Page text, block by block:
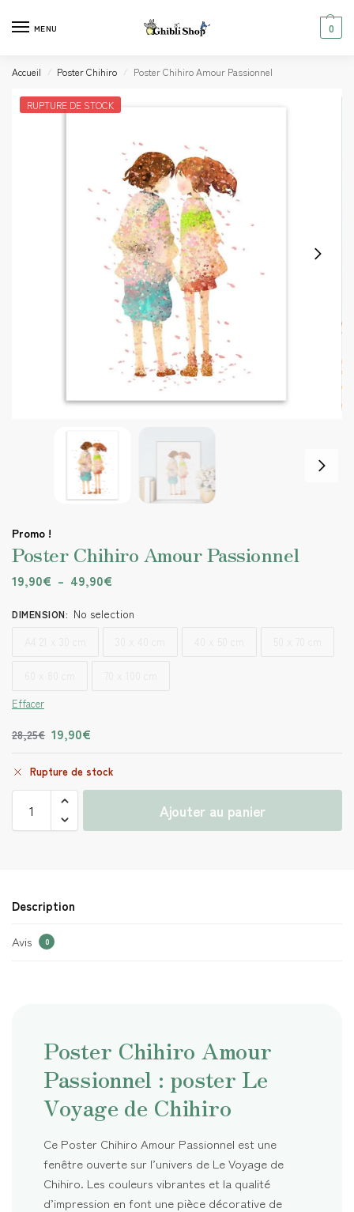
MENU 0
Accueil / Poster Chihiro / Poster Chihiro Amour Passionnel
RUPTURE DE STOCK
Promo !
Poster Chihiro Amour Passionnel
19,90€ – 49,90€
DIMENSION: No selection
Effacer
28,25€ 19,90€
Rupture de stock
Ajouter au panier
Description
Avis 0
Poster Chihiro Amour
Passionnel : poster Le
Voyage de Chihiro
Ce Poster Chihiro Amour Passionnel est une
fenêtre ouverte sur l’univers de Le Voyage de
Chihiro. Les couleurs vibrantes et la qualité
d’impression en font une pièce décorative de